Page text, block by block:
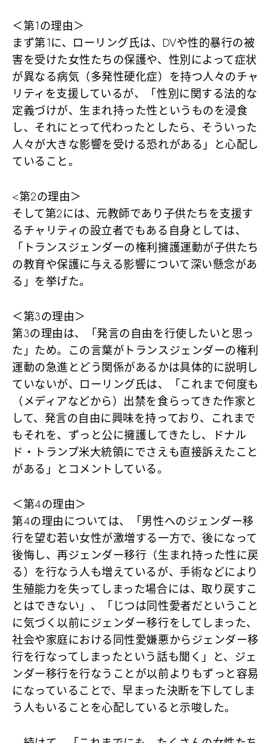
＜第1の理由＞
まず第1に、ローリング氏は、DVや性的暴行の被
害を受けた女性たちの保護や、性別によって症状
が異なる病気（多発性硬化症）を持つ人々のチャ
リティを支援しているが、「性別に関する法的な
定義づけが、生まれ持った性というものを浸食
し、それにとって代わったとしたら、そういった
人々が大きな影響を受ける恐れがある」と心配し
ていること。
<第2の理由＞
そして第2には、元教師であり子供たちを支援す
るチャリティの設立者でもある自身としては、
「トランスジェンダーの権利擁護運動が子供たち
の教育や保護に与える影響について深い懸念があ
る」を挙げた。
＜第3の理由＞
第3の理由は、「発言の自由を行使したいと思っ
た」ため。この言葉がトランスジェンダーの権利
運動の急進とどう関係があるかは具体的に説明し
ていないが、ローリング氏は、「これまで何度も
（メディアなどから）出禁を食らってきた作家と
して、発言の自由に興味を持っており、これまで
もそれを、ずっと公に擁護してきたし、ドナル
ド・トランプ米大統領にでさえも直接訴えたこと
がある」とコメントしている。
＜第4の理由＞
第4の理由については、「男性へのジェンダー移
行を望む若い女性が激増する一方で、後になって
後悔し、再ジェンダー移行（生まれ持った性に戻
る）を行なう人も増えているが、手術などにより
生殖能力を失ってしまった場合には、取り戻すこ
とはできない」、「じつは同性愛者だということ
に気づく以前にジェンダー移行をしてしまった、
社会や家庭における同性愛嫌悪からジェンダー移
行を行なってしまったという話も聞く」と、ジェ
ンダー移行を行なうことが以前よりもずっと容易
になっていることで、早まった決断を下してしま
う人もいることを心配していると示唆した。